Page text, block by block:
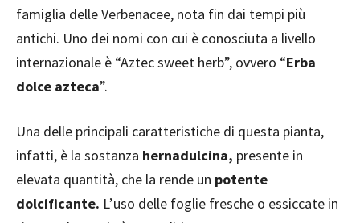
famiglia delle Verbenacee, nota fin dai tempi più
antichi. Uno dei nomi con cui è conosciuta a livello
internazionale è “Aztec sweet herb”, ovvero “Erba
dolce azteca”.
Una delle principali caratteristiche di questa pianta,
infatti, è la sostanza hernadulcina, presente in
elevata quantità, che la rende un potente
dolcificante. L’uso delle foglie fresche o essiccate in